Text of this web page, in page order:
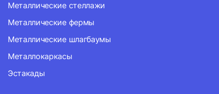
Металлические стеллажи
Металлические фермы
Металлические шлагбаумы
Металлокаркасы
Эстакады